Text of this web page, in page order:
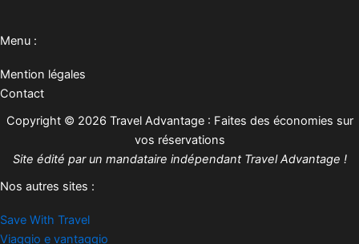
Menu :
Mention légales
Contact
Copyright © 2026 Travel Advantage : Faites des économies sur
vos réservations
Site édité par un mandataire indépendant Travel Advantage !
Nos autres sites :
Save With Travel
Viaggio e vantaggio